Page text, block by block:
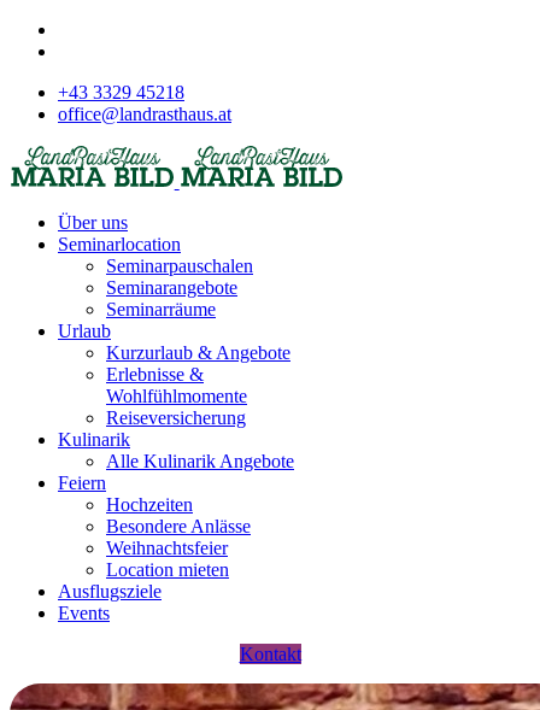
+43 3329 45218
office@landrasthaus.at
Über uns
Seminarlocation
Seminarpauschalen
Seminarangebote
Seminarräume
Urlaub
Kurzurlaub & Angebote
Erlebnisse &
Wohlfühlmomente
Reiseversicherung
Kulinarik
Alle Kulinarik Angebote
Feiern
Hochzeiten
Besondere Anlässe
Weihnachtsfeier
Location mieten
Ausflugsziele
Events
Kontakt